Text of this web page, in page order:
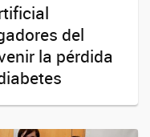
del
la pérdida